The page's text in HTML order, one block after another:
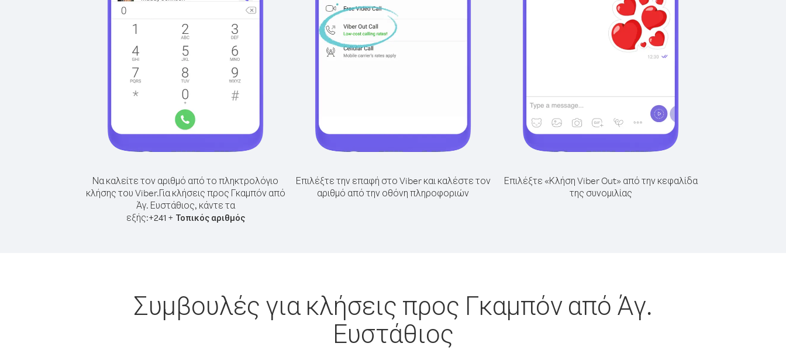
Να καλείτε τον αριθμό από το πληκτρολόγιο
κλήσης του Viber.Για κλήσεις προς Γκαμπόν από
Άγ. Ευστάθιος, κάντε τα
εξής:+241+ Τοπικός αριθμός
Επιλέξτε την επαφή στο Viber και καλέστε τον
αριθμό από την οθόνη πληροφοριών
Επιλέξτε «Κλήση Viber Out» από την κεφαλίδα
της συνομιλίας
Συμβουλές για κλήσεις προς Γκαμπόν από Άγ.
Ευστάθιος